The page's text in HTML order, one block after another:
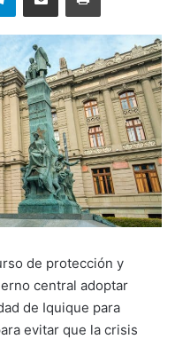
de protección y
central adoptar
de Iquique para
evitar que la crisis